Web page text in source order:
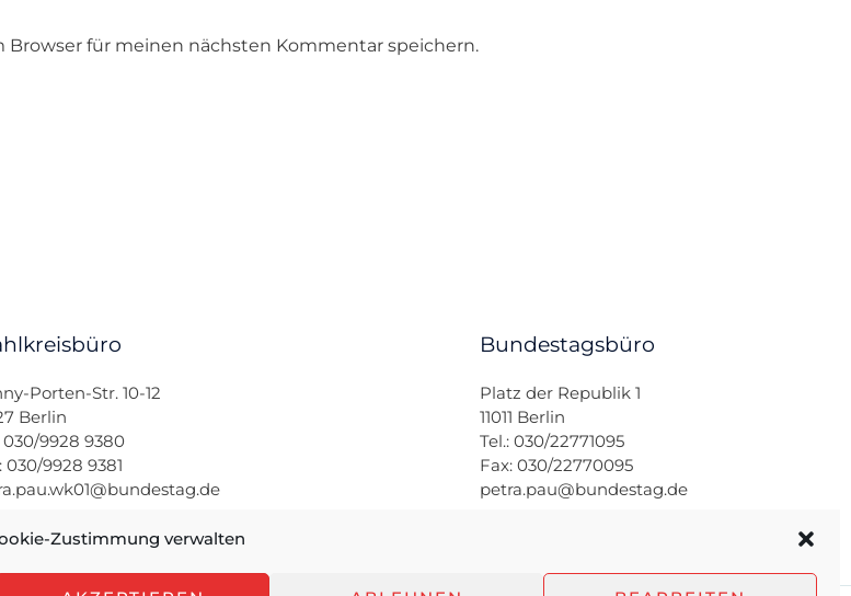
Zustimmung verwalten
Browser für meinen nächsten Kommentar speichern.
Porten-Str. 10-12
Berlin
030/9928 9380
030/9928 9381
Bundestagsbüro
Platz der Republik 1
11011 Berlin
Tel.: 030/22771095
Fax: 030/22770095
petra.pau@bundestag.de